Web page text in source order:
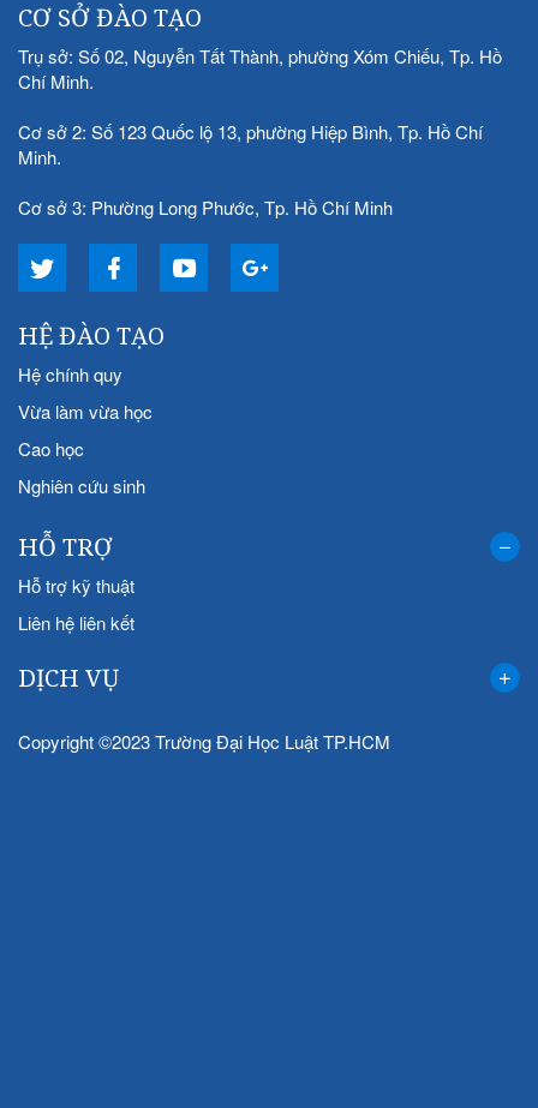
CƠ SỞ ĐÀO TẠO
Trụ sở: Số 02, Nguyễn Tất Thành, phường Xóm Chiếu, Tp. Hồ
Chí Minh.
Cơ sở 2: Số 123 Quốc lộ 13, phường Hiệp Bình, Tp. Hồ Chí
Minh.
Cơ sở 3: Phường Long Phước, Tp. Hồ Chí Minh
HỆ ĐÀO TẠO
Hệ chính quy
Vừa làm vừa học
Cao học
Nghiên cứu sinh
HỖ TRỢ
Hỗ trợ kỹ thuật
Liên hệ liên kết
DỊCH VỤ
Copyright ©2023 Trường Đại Học Luật TP.HCM